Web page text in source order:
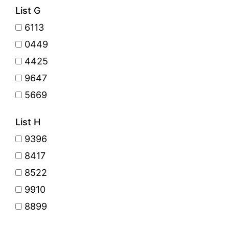
List G
6113
0449
4425
9647
5669
List H
9396
8417
8522
9910
8899